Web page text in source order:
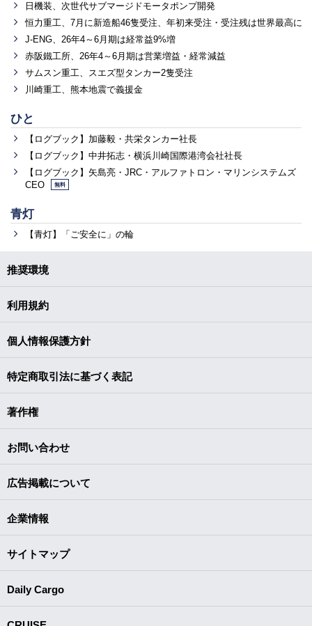
日機装、次世代サブマージドモータポンプ開発
恒力重工、7月に新造船46隻受注、年初来受注・受注残は世界最高に
J-ENG、26年4～6月期は経常益9%増
赤阪鐵工所、26年4～6月期は営業増益・経常減益
サムスン重工、スエズ型タンカー2隻受注
川崎重工、熊本地震で義援金
ひと
【ログブック】加藤毅・共栄タンカー社長
【ログブック】中井拓志・横浜川崎国際港湾会社社長
【ログブック】矢島亮・JRC・アルファトロン・マリンシステムズ
CEO
無料
青灯
【青灯】「ご安全に」の輪
推奨環境
利用規約
個人情報保護方針
特定商取引法に基づく表記
著作権
お問い合わせ
広告掲載について
企業情報
サイトマップ
Daily Cargo